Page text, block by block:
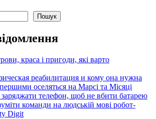
Пошук
краса і пригоди, які варто
реабилитация и кому она нужна
оселяться на Марсі та Місяці
телефон, щоб не вбити батарею
команди на людській мові робот-
Digit